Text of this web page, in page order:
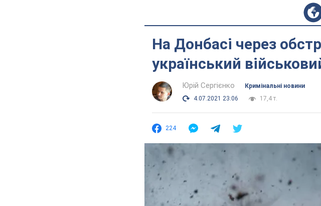
На Донбасі через
український
Юрій Сергієнко
Кримінальні новини
4.07.2021 23:06
17,4 т.
224